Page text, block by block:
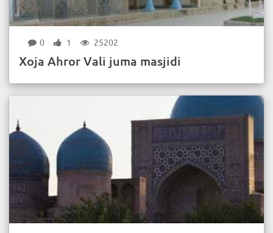
0 1 25202
Xoja Ahror Vali juma masjidi